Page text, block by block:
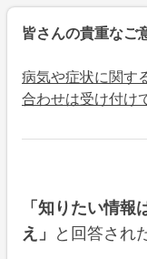
皆さんの貴重なご
病気や症状に関す
合わせは受け付け
「知りたい情報
え」 と回答され